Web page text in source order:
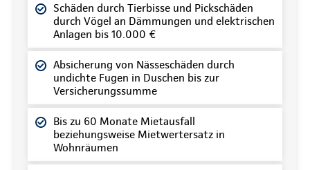
Schäden durch Tierbisse und Pickschäden
durch Vögel an Dämmungen und elektrischen
Anlagen bis 10.000 €
Absicherung von Nässeschäden durch
undichte Fugen in Duschen bis zur
Versicherungssumme
Bis zu 60 Monate Mietausfall
beziehungsweise Mietwertersatz in
Wohnräumen